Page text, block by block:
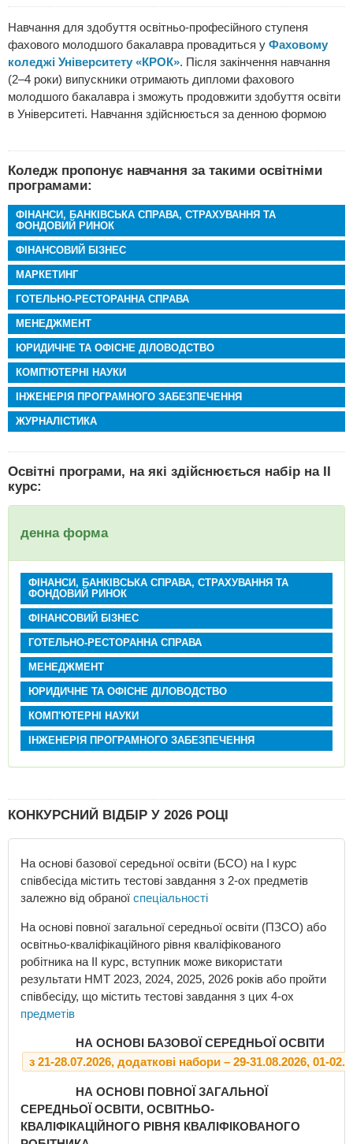
Навчання для здобуття освітньо-професійного ступеня
фахового молодшого бакалавра провадиться у Фаховому
коледжі Університету «КРОК». Після закінчення навчання
(2–4 роки) випускники отримають дипломи фахового
молодшого бакалавра і зможуть продовжити здобуття освіти
в Університеті. Навчання здійснюється за денною формою
Коледж пропонує навчання за такими освітніми
програмами:
ФІНАНСИ, БАНКІВСЬКА СПРАВА, СТРАХУВАННЯ ТА
ФОНДОВИЙ РИНОК
ФІНАНСОВИЙ БІЗНЕС
МАРКЕТИНГ
ГОТЕЛЬНО-РЕСТОРАННА СПРАВА
МЕНЕДЖМЕНТ
ЮРИДИЧНЕ ТА ОФІСНЕ ДІЛОВОДСТВО
КОМП'ЮТЕРНІ НАУКИ
ІНЖЕНЕРІЯ ПРОГРАМНОГО ЗАБЕЗПЕЧЕННЯ
ЖУРНАЛІСТИКА
Освітні програми, на які здійснюється набір на ІІ
курс:
денна форма
ФІНАНСИ, БАНКІВСЬКА СПРАВА, СТРАХУВАННЯ ТА
ФОНДОВИЙ РИНОК
ФІНАНСОВИЙ БІЗНЕС
ГОТЕЛЬНО-РЕСТОРАННА СПРАВА
МЕНЕДЖМЕНТ
ЮРИДИЧНЕ ТА ОФІСНЕ ДІЛОВОДСТВО
КОМП'ЮТЕРНІ НАУКИ
ІНЖЕНЕРІЯ ПРОГРАМНОГО ЗАБЕЗПЕЧЕННЯ
КОНКУРСНИЙ ВІДБІР У 2026 РОЦІ
На основі базової середьної освіти (БСО) на І курс
співбесіда містить тестові завдання з 2-ох предметів
залежно від обраної спеціальності
На основі повної загальної середньої освіти (ПЗСО) або
освітньо-кваліфікаційного рівня кваліфікованого
робітника на ІІ курс, вступник може використати
результати НМТ 2023, 2024, 2025, 2026 років або пройти
співбесіду, що містить тестові завдання з цих 4-ох
предметів
НА ОСНОВІ БАЗОВОЇ СЕРЕДНЬОЇ ОСВІТИ
з 21-28.07.2026, додаткові набори – 29-31.08.2026, 01-
НА ОСНОВІ ПОВНОЇ ЗАГАЛЬНОЇ
СЕРЕДНЬОЇ ОСВІТИ, ОСВІТНЬО-
КВАЛІФІКАЦІЙНОГО РІВНЯ КВАЛІФІКОВАНОГО